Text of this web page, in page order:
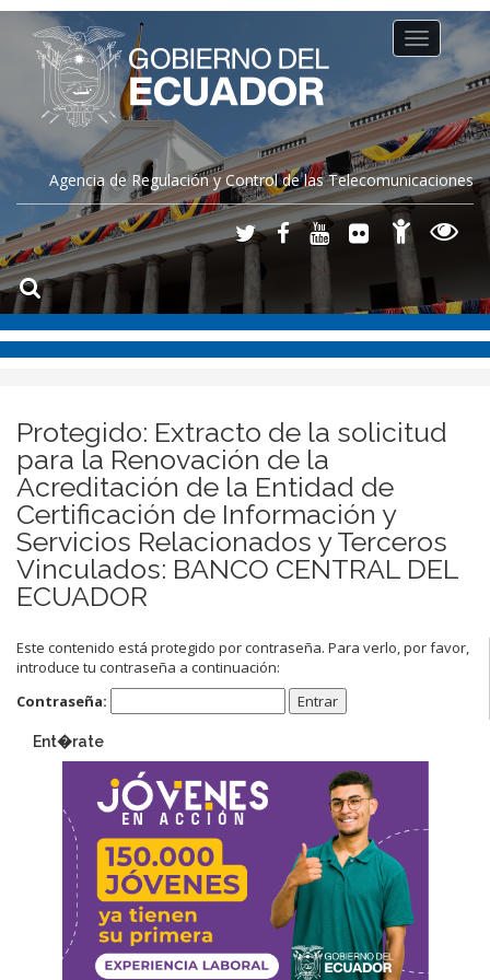
Agencia de Regulación y Control de las Telecomunicaciones
Toggle
navigation
Protegido: Extracto de la solicitud
para la Renovación de la
Acreditación de la Entidad de
Certificación de Información y
Servicios Relacionados y Terceros
Vinculados: BANCO CENTRAL DEL
ECUADOR
Este contenido está protegido por contraseña. Para verlo, por favor,
introduce tu contraseña a continuación:
Contraseña:
Ent�rate